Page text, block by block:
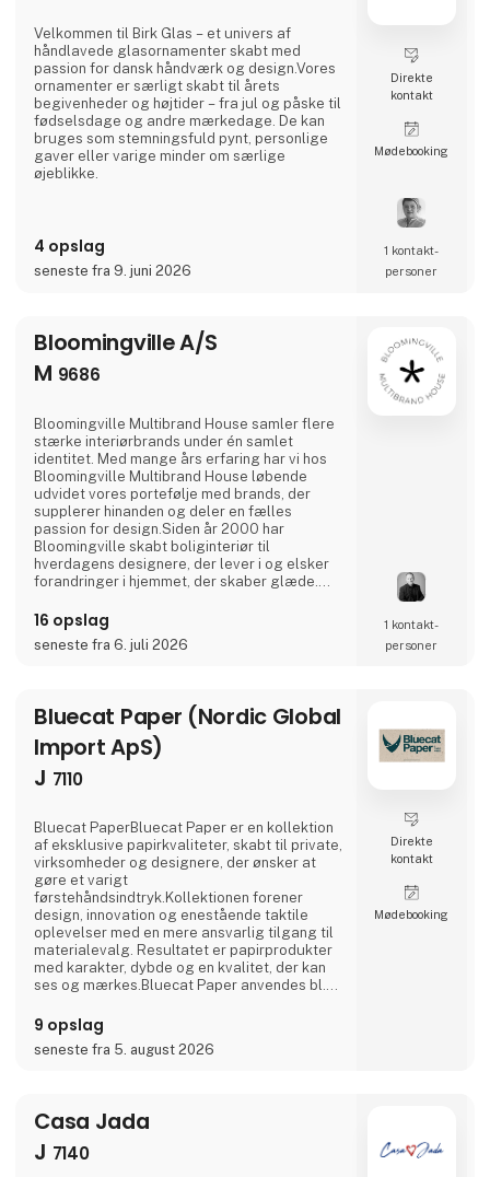
Velkommen til Birk Glas – et univers af
håndlavede glasornamenter skabt med
passion for dansk håndværk og design.Vores
ornamenter er særligt skabt til årets
begivenheder og højtider – fra jul og påske til
fødselsdage og andre mærkedage. De kan
bruges som stemningsfuld pynt, personlige
gaver eller varige minder om særlige
øjeblikke.
4 opslag
seneste fra 9. juni 2026
Direkte
kontakt
Møde­booking
1 kontakt­
personer
Bloomingville A/S
M 9686
Bloomingville Multibrand House samler flere
stærke interiørbrands under én samlet
identitet. Med mange års erfaring har vi hos
Bloomingville Multibrand House løbende
udvidet vores portefølje med brands, der
supplerer hinanden og deler en fælles
passion for design.Siden år 2000 har
Bloomingville skabt boliginteriør til
hverdagens designere, der lever i og elsker
forandringer i hjemmet, der skaber glæde.
home.
16 opslag
seneste fra 6. juli 2026
1 kontakt­
personer
Bluecat Paper (Nordic Global
Import ApS)
J 7110
Bluecat PaperBluecat Paper er en kollektion
af eksklusive papirkvaliteter, skabt til private,
virksomheder og designere, der ønsker at
gøre et varigt
førstehåndsindtryk.Kollektionen forener
design, innovation og enestående taktile
oplevelser med en mere ansvarlig tilgang til
materialevalg. Resultatet er papirprodukter
med karakter, dybde og en kvalitet, der kan
ses og mærkes.Bluecat Paper anvendes bl.a.
kreative projekter, hvor materialet er en aktiv
del af fortællingen.Som eksklusiv distributør i
Norden hjælper Nordic Global Import
9 opslag
seneste fra 5. august 2026
Direkte
kontakt
Møde­booking
Casa Jada
J 7140